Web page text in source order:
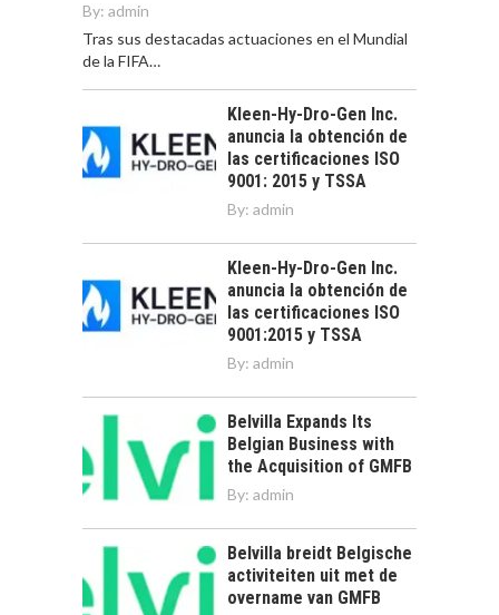
By: admin
Tras sus destacadas actuaciones en el Mundial
de la FIFA…
Kleen-Hy-Dro-Gen Inc.
anuncia la obtención de
las certificaciones ISO
9001: 2015 y TSSA
By: admin
Kleen-Hy-Dro-Gen Inc.
anuncia la obtención de
las certificaciones ISO
9001:2015 y TSSA
By: admin
Belvilla Expands Its
Belgian Business with
the Acquisition of GMFB
By: admin
Belvilla breidt Belgische
activiteiten uit met de
overname van GMFB